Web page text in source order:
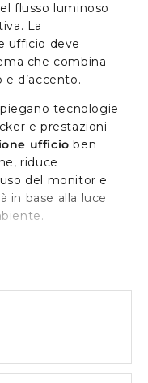
flusso luminoso
La
ufficio deve
che combina
d’accento.
tecnologie
e prestazioni
ufficio ben
riduce
del monitor e
in base alla luce
la
uniforme,
– tipicamente
da soffitto